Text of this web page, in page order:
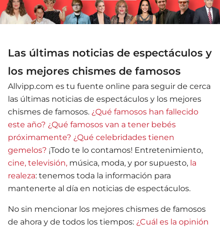
Las últimas noticias de espectáculos y
los mejores chismes de famosos
Allvipp.com es tu fuente online para seguir de cerca
las últimas noticias de espectáculos y los mejores
chismes de famosos. ¿Qué famosos han fallecido
este año? ¿Qué famosos van a tener bebés
próximamente? ¿Qué celebridades tienen
gemelos? ¡Todo te lo contamos! Entretenimiento,
cine, televisión, música, moda, y por supuesto, la
realeza: tenemos toda la información para
mantenerte al día en noticias de espectáculos.
No sin mencionar los mejores chismes de famosos
de ahora y de todos los tiempos: ¿Cuál es la opinión